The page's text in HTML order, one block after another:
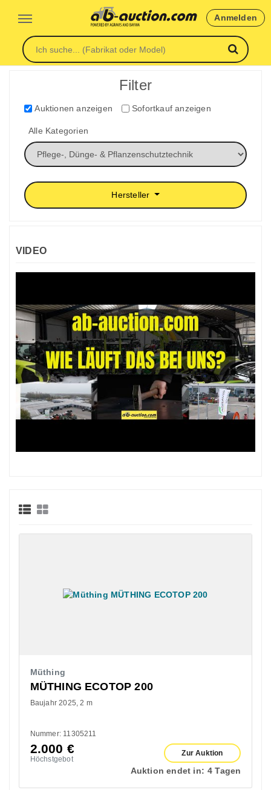
Anmelden
Filter
Auktionen anzeigen Sofortkauf anzeigen
Alle Kategorien
Hersteller
VIDEO
Müthing
MÜTHING ECOTOP 200
Baujahr 2025 2 m
Nummer: 11305211
2.000 €
Höchstgebot
Zur Auktion
Auktion endet in: 4 Tagen